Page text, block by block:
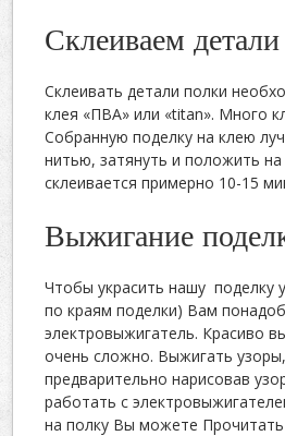
Склеиваем детали
Склеивать детали полки
клея «ПВА» или «titan». Много
Собранную поделку на клею
нитью, затянуть и положить
склеивается примерно 10-15
Выжигание
Чтобы украсить нашу поделку
по краям поделки) Вам
электровыжигатель. Красиво
очень сложно. Выжигать
предварительно нарисовав
работать с
на полку Вы можете Прочитать